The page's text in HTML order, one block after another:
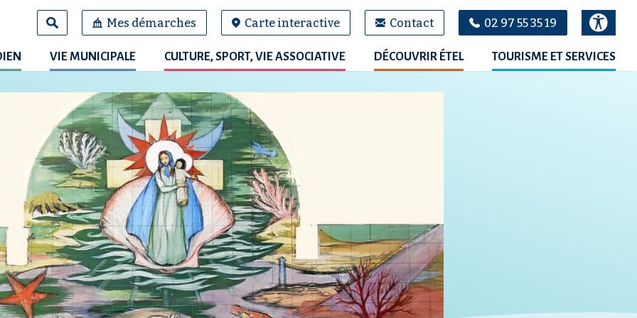
Mes démarches Carte interactive Contact 02 97 55 35 19
VIE MUNICIPALE CULTURE, SPORT, VIE ASSOCIATIVE DÉCOUVRIR ÉTEL TOURISME ET SERVICES